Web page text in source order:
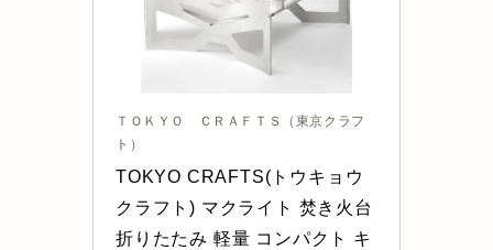
ＴＯＫＹＯ ＣＲＡＦＴＳ（東京クラフ
ト）
TOKYO CRAFTS(トウキョウ
クラフト) マクライト 焚き火台
折りたたみ 軽量 コンパクト キ